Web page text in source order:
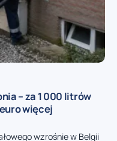
– za 1 000 litrów
więcej
wzrośnie w Belgii